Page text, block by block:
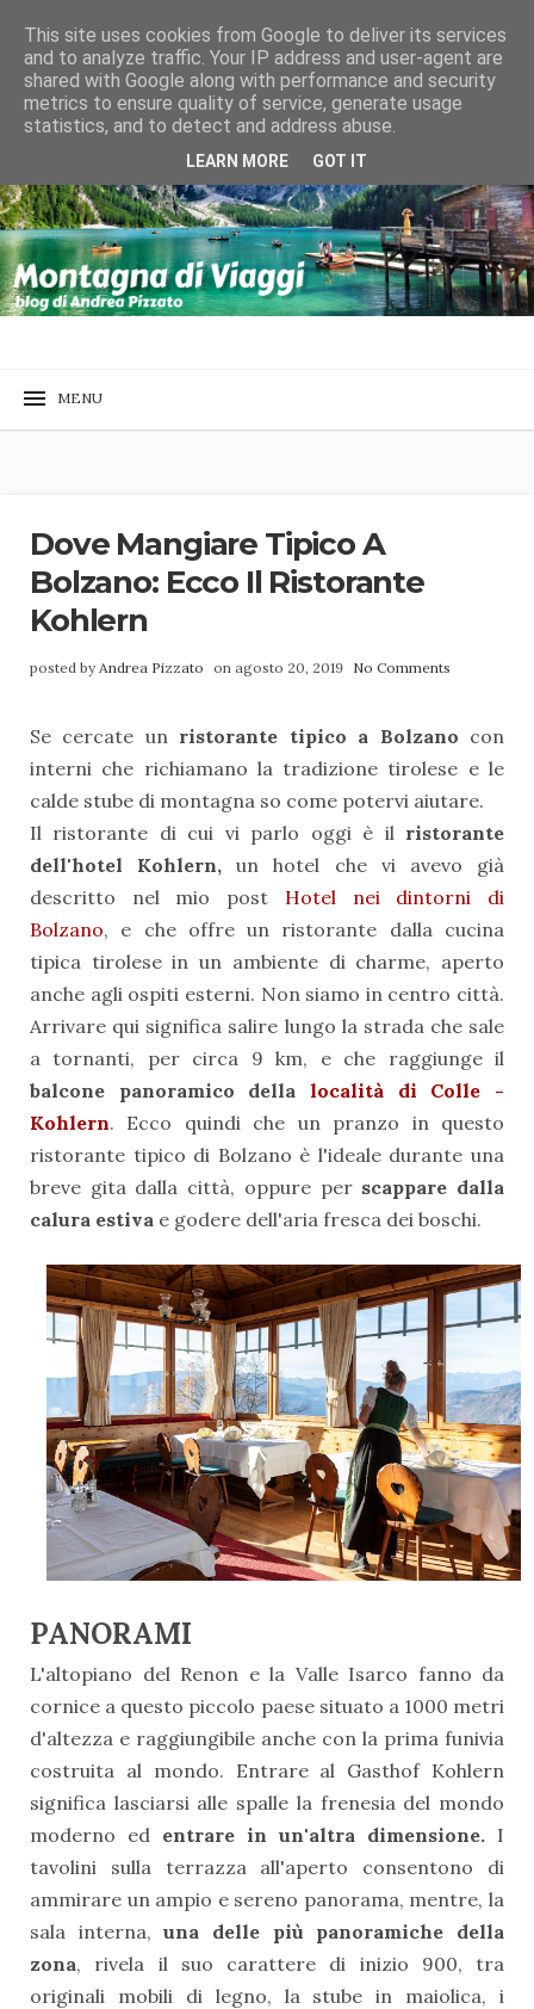
Dove Mangiare Tipico A
Bolzano: Ecco Il Ristorante
Kohlern
posted by Andrea Pizzato on agosto 20, 2019 No Comments
Se cercate un ristorante tipico a Bolzano con
interni che richiamano la tradizione tirolese e le
calde stube di montagna so come potervi aiutare.
Il ristorante di cui vi parlo oggi è il ristorante
dell'hotel Kohlern, un hotel che vi avevo già
descritto nel mio post Hotel nei dintorni di
Bolzano, e che offre un ristorante dalla cucina
tipica tirolese in un ambiente di charme, aperto
anche agli ospiti esterni. Non siamo in centro città.
Arrivare qui significa salire lungo la strada che sale
a tornanti, per circa 9 km, e che raggiunge il
balcone panoramico della località di Colle -
Kohlern. Ecco quindi che un pranzo in questo
ristorante tipico di Bolzano è l'ideale durante una
breve gita dalla città, oppure per scappare dalla
calura estiva e godere dell'aria fresca dei boschi.
PANORAMI
L'altopiano del Renon e la Valle Isarco fanno da
cornice a questo piccolo paese situato a 1000 metri
d'altezza e raggiungibile anche con la prima funivia
costruita al mondo. Entrare al Gasthof Kohlern
significa lasciarsi alle spalle la frenesia del mondo
moderno ed entrare in un'altra dimensione. I
tavolini sulla terrazza all'aperto consentono di
ammirare un ampio e sereno panorama, mentre, la
sala interna,una delle più panoramiche della
zona, rivela il suo carattere di inizio 900, tra
originali mobili di legno, la stube in maiolica, i
This site uses cookies from Google to deliver its services
and to analyze traffic. Your IP address and user-agent are
shared with Google along with performance and security
metrics to ensure quality of service, generate usage
statistics, and to detect and address abuse.
LEARN MORE GOT IT